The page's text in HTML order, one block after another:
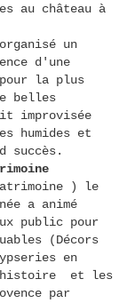
au château à
un
d'une
la plus
belles
improvisée
humides et
succès.
) le
a animé
public pour
(Décors
en
l'histoire et les
par